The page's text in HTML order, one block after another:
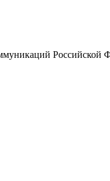
Российской